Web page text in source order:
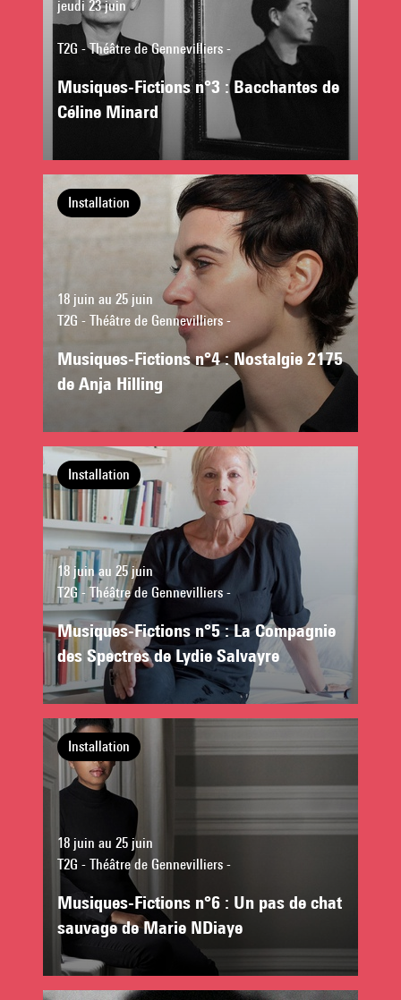
jeudi 23 juin
T2G - Théâtre de Gennevilliers -
Musiques-Fictions n°3 : Bacchantes de
Céline Minard
Installation
18 juin au 25 juin
T2G - Théâtre de Gennevilliers -
Musiques-Fictions n°4 : Nostalgie 2175
de Anja Hilling
Installation
18 juin au 25 juin
T2G - Théâtre de Gennevilliers -
Musiques-Fictions n°5 : La Compagnie
des Spectres de Lydie Salvayre
Installation
18 juin au 25 juin
T2G - Théâtre de Gennevilliers -
Musiques-Fictions n°6 : Un pas de chat
sauvage de Marie NDiaye